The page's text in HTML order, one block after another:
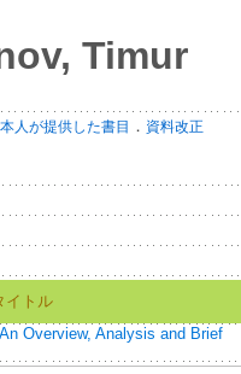
Timur
人が提供した書目 ． 資料改正
イトル
Overview, Analysis and Brief